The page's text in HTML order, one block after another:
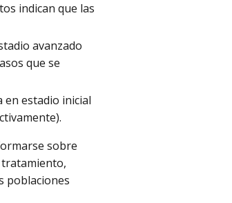
indican que las
avanzado
que se
en estadio inicial
sobre
tratamiento,
poblaciones